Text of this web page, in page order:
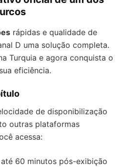
rápidas e qualidade de
D uma solução completa.
Turquia e agora conquista o
eficiência.
de disponibilização
outras plataformas
acessa:
60 minutos pós-exibição